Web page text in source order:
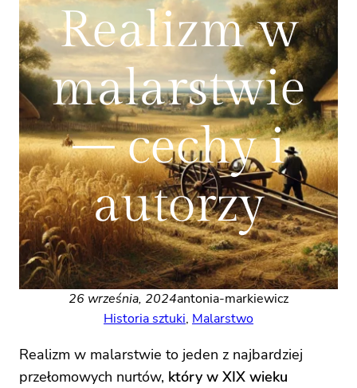
Realizm w
malarstwie
– cechy i
autorzy
26 września, 2024antonia-markiewicz
Historia sztuki, Malarstwo
Realizm w malarstwie to jeden z najbardziej
przełomowych nurtów, który w XIX wieku